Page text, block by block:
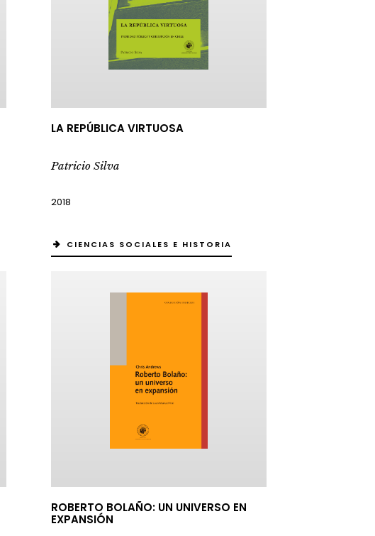
LA REPÚBLICA VIRTUOSA
Patricio Silva
2018
CIENCIAS SOCIALES E HISTORIA
ROBERTO BOLAÑO: UN UNIVERSO EN
EXPANSIÓN